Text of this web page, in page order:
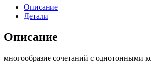
Описание
Детали
Описание
многообразие сочетаний с однотонными